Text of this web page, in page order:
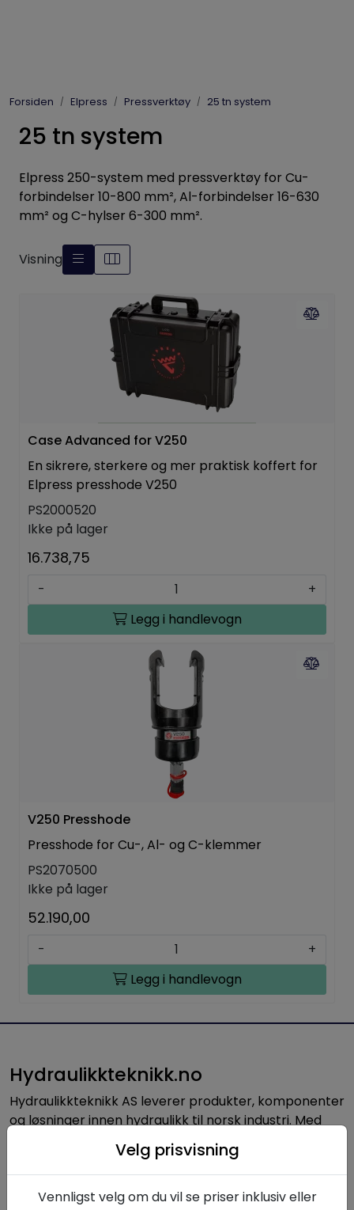
Forsiden Elpress Pressverktøy 25 tn system
25 tn system
Elpress 250-system med pressverktøy for Cu-
forbindelser 10-800 mm², Al-forbindelser 16-630
mm² og C-hylser 6-300 mm².
Visning
Case Advanced for V250
En sikrere, sterkere og mer praktisk koffert for
Elpress presshode V250
PS2000520
Ikke på lager
16.738,75
-
+
Legg i handlevogn
V250 Presshode
Presshode for Cu-, Al- og C-klemmer
PS2070500
Ikke på lager
52.190,00
-
+
Legg i handlevogn
Hydraulikkteknikk.no
Hydraulikkteknikk AS leverer produkter, komponenter
og løsninger innen hydraulikk til norsk industri. Med
lang erfaring og solid fagkompetanse bistår vi kunder
med alt fra enkeltkomponenter til komplette
hydrauliske systemer.
Enerpac
Dynaset
inkl. mva.
Velg prisvisning
Vennligst velg om du vil se priser inklusiv eller